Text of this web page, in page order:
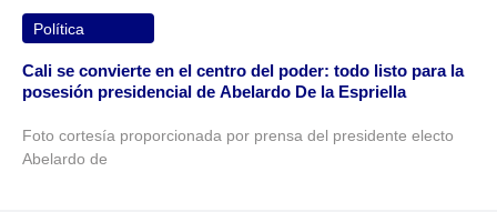
Política
Cali se convierte en el centro del poder: todo listo para la
posesión presidencial de Abelardo De la Espriella
Foto cortesía proporcionada por prensa del presidente electo
Abelardo de